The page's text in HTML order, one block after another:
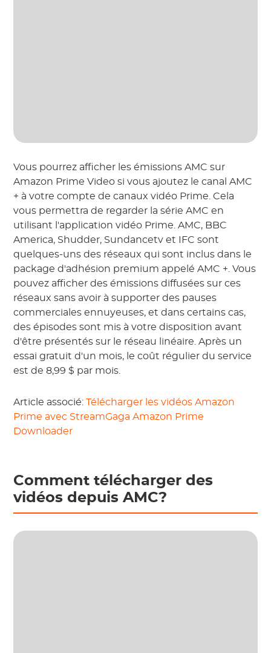
Vous pourrez afficher les émissions AMC sur
Amazon Prime Video si vous ajoutez le canal AMC
+ à votre compte de canaux vidéo Prime. Cela
vous permettra de regarder la série AMC en
utilisant l'application vidéo Prime. AMC, BBC
America, Shudder, Sundancetv et IFC sont
quelques-uns des réseaux qui sont inclus dans le
package d'adhésion premium appelé AMC +. Vous
pouvez afficher des émissions diffusées sur ces
réseaux sans avoir à supporter des pauses
commerciales ennuyeuses, et dans certains cas,
des épisodes sont mis à votre disposition avant
d'être présentés sur le réseau linéaire. Après un
essai gratuit d'un mois, le coût régulier du service
est de 8,99 $ par mois.
Article associé:Télécharger les vidéos Amazon
Prime avec StreamGaga Amazon Prime
Downloader
Comment télécharger des
vidéos depuis AMC?